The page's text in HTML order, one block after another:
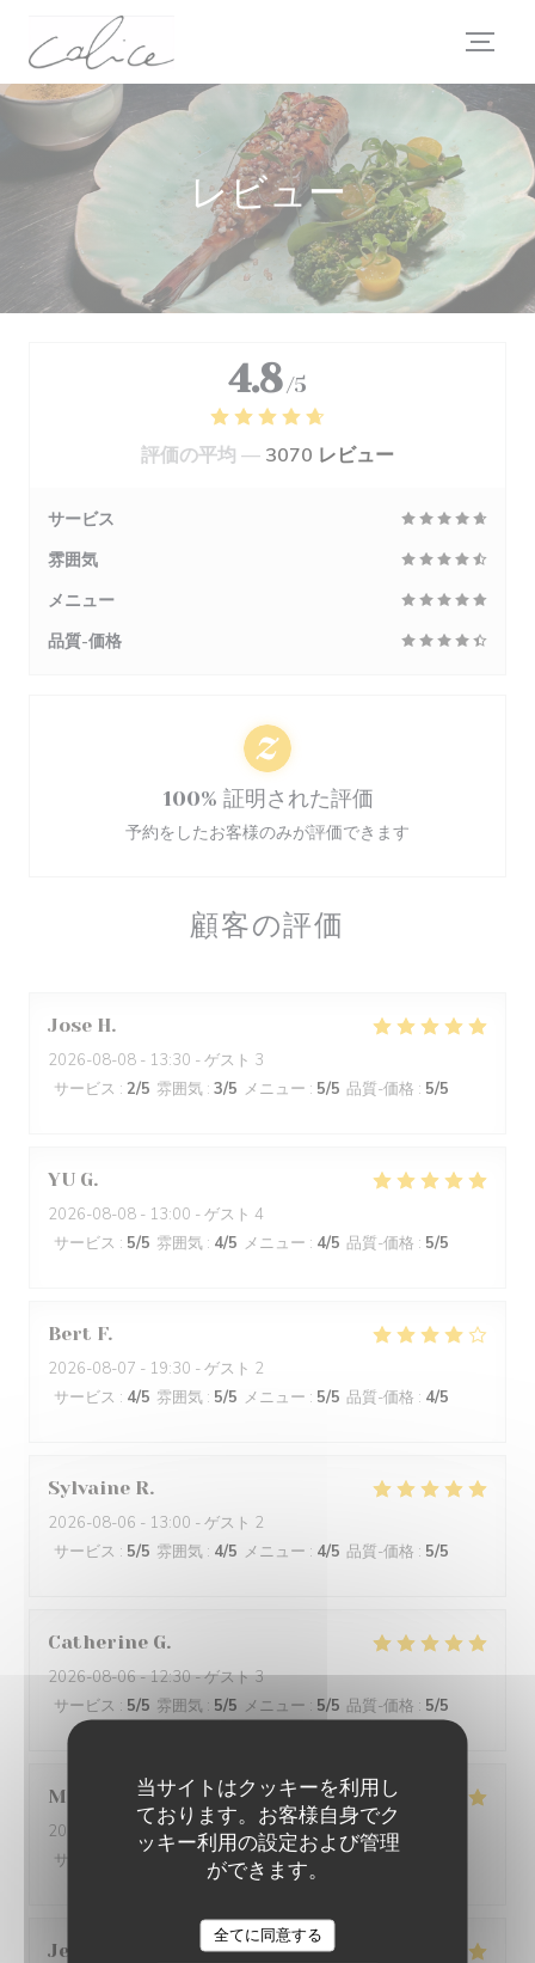
クッキー利用の管理について
当サイトはクッキーを利用し
ております。お客様自身でク
ッキー利用の設定および管理
ができます。
全てに同意する
レビュー
顧客の評価
Jose H
2026-08-08 - 13:30 - ゲスト 3
サービス : 2/5 雰囲気 : 3/5 メニュー : 5/5 品質-価格 : 5/5
YU G
2026-08-08 - 13:00 - ゲスト 4
サービス : 5/5 雰囲気 : 4/5 メニュー : 4/5 品質-価格 : 5/5
Bert F
2026-08-07 - 19:30 - ゲスト 2
サービス : 4/5 雰囲気 : 5/5 メニュー : 5/5 品質-価格 : 4/5
Sylvaine R
2026-08-06 - 13:00 - ゲスト 2
サービス : 5/5 雰囲気 : 4/5 メニュー : 4/5 品質-価格 : 5/5
Catherine G
2026-08-06- 12:30 - ゲスト 3
サービス : 5/5 雰囲気 : 5/5 メニュー : 5/5 品質-価格 : 5/5
Mag
2026-08-06
- 12:30 - ゲスト 2
サービス
雰囲気 5/5 メニュー: 5/5 品質-価格
Jean-Yves
4.8 /5
評価の平均 — 3070 レビュー
サービス
雰囲気
メニュー
品質-価格
100% 証明された評価
予約をしたお客様のみが評価できます